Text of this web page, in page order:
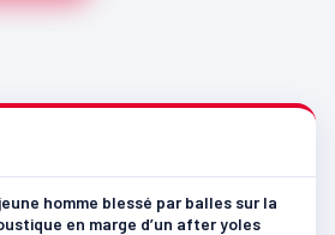
homme blessé par balles sur la
en marge d’un after yoles